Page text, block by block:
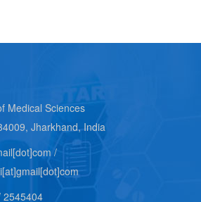
Medical Sciences
Jharkhand, India
/
2545404